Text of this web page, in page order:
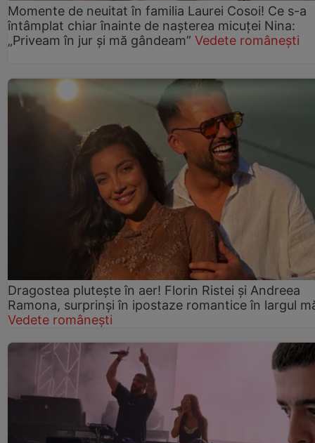
Momente de neuitat în familia Laurei Cosoi! Ce s-a
întâmplat chiar înainte de nașterea micuței Nina:
„Priveam în jur și mă gândeam” Vedete românești
Dragostea plutește în aer! Florin Ristei și Andreea
Ramona, surprinși în ipostaze romantice în largul
Vedete românești